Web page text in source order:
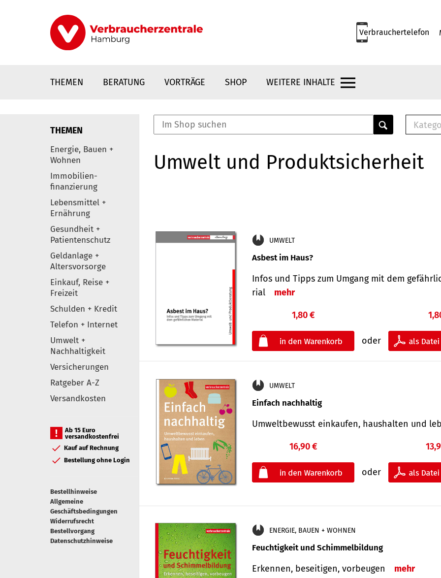
Verbrauchertelefon
THEMEN BERATUNG VORTRÄGE SHOP WEITERE INHALTE
Elemente
THEMEN
Energie, Bauen +
Wohnen
Immobilien-
finanzierung
Lebensmittel +
Ernährung
Gesundheit +
Patientenschutz
Geldanlage +
Altersvorsorge
Einkauf, Reise +
Freizeit
Schulden + Kredit
Telefon + Internet
Umwelt +
Nachhaltigkeit
Versicherungen
Ratgeber A-Z
Versandkosten
Ab 15 Euro
versandkostenfrei
Kauf auf Rechnung
Bestellung ohne Login
Bestellhinweise
Allgemeine
Geschäftsbedingungen
Widerrufsrecht
Bestellvorgang
Datenschutzhinweise
Umwelt und Produktsicherheit
UMWELT
Asbest im Haus?
Infos und Tipps zum Um­gang mit dem
rial
mehr
1,80 €
oder
UMWELT
Einfach nachhaltig
Umweltbewusst einkaufen, haushalten und
16,90 €
oder
ENERGIE, BAUEN + WOHNEN
Feuchtigkeit und Schimmelbildung
Erkennen, beseitigen, vorbeugen mehr